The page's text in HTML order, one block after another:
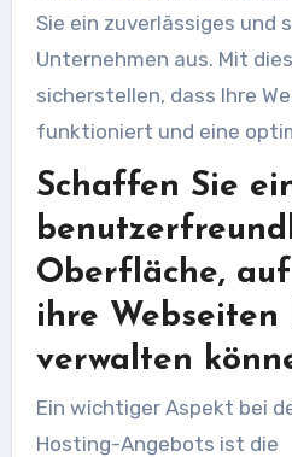
Sie ein zuverlässiges und
Unternehmen aus. Mit
sicherstellen, dass Ihre
funktioniert und eine
Schaffen Sie
Oberfläche,
ihre Webseiten
verwalten
Ein wichtiger Aspekt bei
Hosting-Angebots ist die